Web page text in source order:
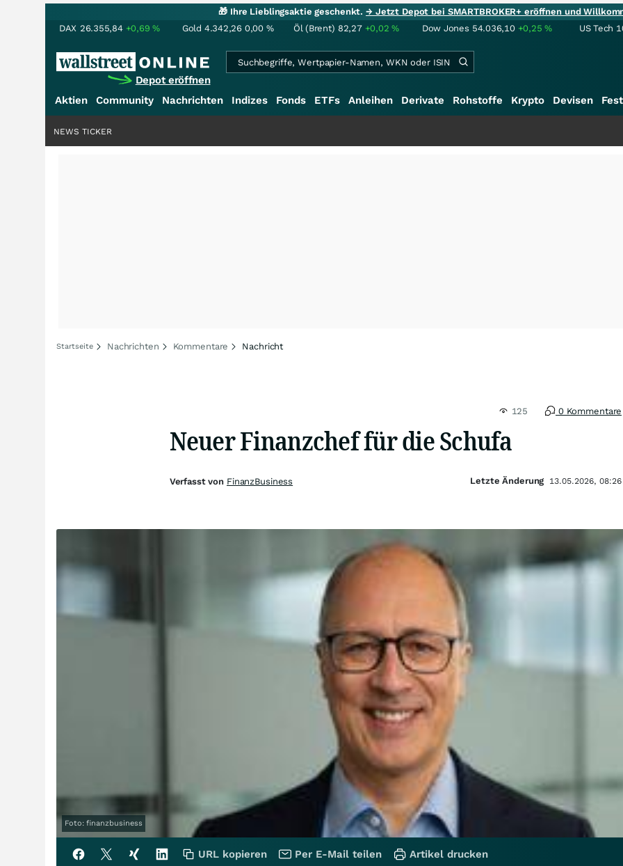
🎁 Ihre Lieblingsaktie geschenkt.→ Jetzt Depot bei SMARTBROKER+ eröffnen und
DAX 26.355,84 +0,69% Gold 4.342,26 0,00 % Öl (Brent) 82,27 +0,02% Dow Jones 54.036,10 +0,25% US Tech
Depot eröffnen
Aktien Community Nachrichten Indizes Fonds ETFs Anleihen Derivate Rohstoffe Krypto Devisen
NEWS TICKER
Startseite Nachrichten Kommentare Nachricht
125 0 Kommentare
Neuer Finanzchef für die Schufa
Foto: finanzbusiness
Verfasst von FinanzBusiness Letzte Änderung 13.05.2026, 08:26
URL kopieren Per E-Mail teilen Artikel drucken